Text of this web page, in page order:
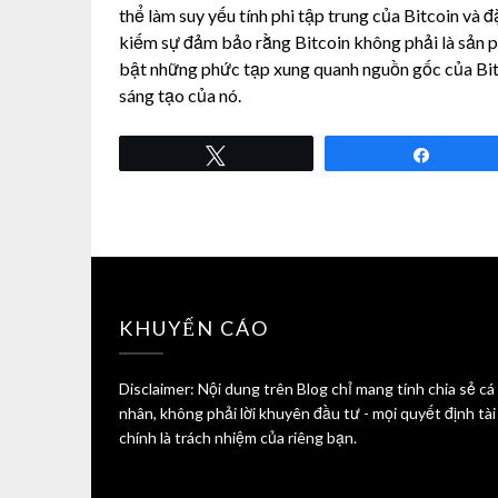
thể làm suy yếu tính phi tập trung của Bitcoin và
kiếm sự đảm bảo rằng Bitcoin không phải là sản
bật những phức tạp xung quanh nguồn gốc của
sáng tạo của nó.
KHUYẾN CÁO
Disclaimer: Nội dung trên Blog chỉ mang tính chia sẻ cá
nhân, không phải lời khuyên đầu tư - mọi quyết định tài
chính là trách nhiệm của riêng bạn.